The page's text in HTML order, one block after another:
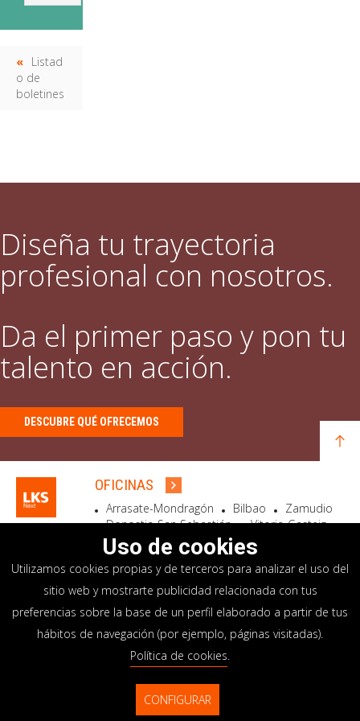
Listad
o de
boletines
Diseña tu trayectoria
profesional con nosotros.
Da el primer paso y pon tu
talento en acción.
DESCUBRE QUÉ OFRECEMOS
OFICINAS
Arrasate-Mondragón Bilbao
Zamudio
Donostia-San Sebastián
Vitoria-Gasteiz
Madrid
El Astillero Bidart
SEDE SOCIAL
Goiru, 7 Arrasate-Mondragón
CP 20500 GIPUZKOA – SPAIN
+34 900 84 14 14
info@lksnext.com
Aviso legal
Portal de privacidad
Uso de cookies
Utilizamos cookies propias y de terceros para analizar el uso del
sitio web y mostrarte publicidad relacionada con tus
preferencias sobre la base de un perfil elaborado a partir de tus
hábitos de navegación (por ejemplo, páginas visitadas).
Política de cookies.
CONFIGURAR